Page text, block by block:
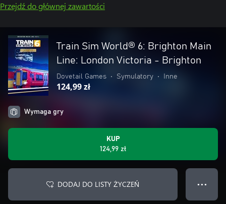
Przejdź do głównej zawartości
Train Sim World® 6: Brighton Main
Line: London Victoria - Brighton
Dovetail Games • Symulatory • Inne
124,99 zł
Wymaga gry
KUP
124,99 zł
DODAJ DO LISTY ŻYCZEŃ ● ● ●